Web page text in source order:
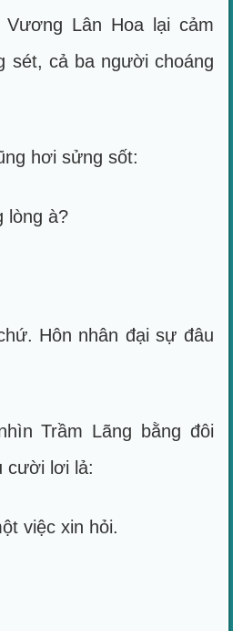
Lân Hoa lại cảm
sét, cả ba người choáng
hơi sửng sốt:
lòng à?
Hôn nhân đại sự đâu
Trầm Lãng bằng đôi
cười lơi lả:
việc xin hỏi.